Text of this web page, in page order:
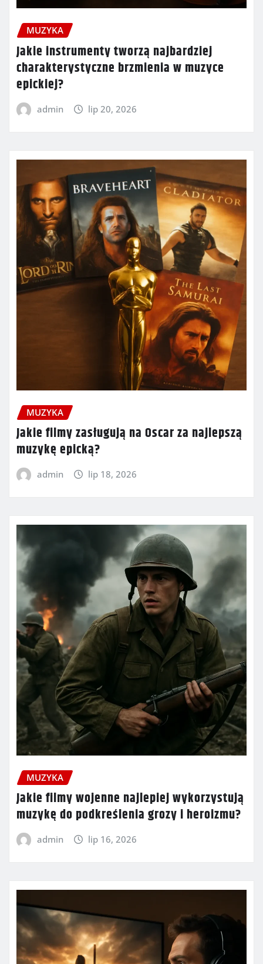
MUZYKA
Jakie instrumenty tworzą najbardziej
charakterystyczne brzmienia w muzyce
epickiej?
admin lip 20, 2026
MUZYKA
Jakie filmy zasługują na Oscar za najlepszą
muzykę epicką?
admin lip 18, 2026
MUZYKA
Jakie filmy wojenne najlepiej wykorzystują
muzykę do podkreślenia grozy i heroizmu?
admin lip 16, 2026